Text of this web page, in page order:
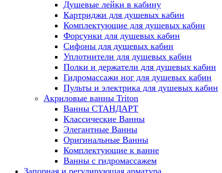
Душевые лейки в кабину
Картриджи для душевых кабин
Комплектующие для душевых кабин
Форсунки для душевых кабин
Сифоны для душевых кабин
Уплотнители для душевых кабин
Полки и держатели для душевых кабин
Гидромассажи ног для душевых кабин
Пульты и электрика для душевых кабин
Акриловые ванны Triton
Ванны СТАНДАРТ
Классические Ванны
Элегантные Ванны
Оригинальные Ванны
Комплектующие к ванне
Ванны с гидромассажем
Запорная и регулирующая арматура